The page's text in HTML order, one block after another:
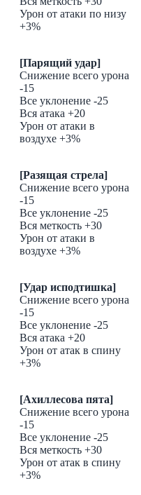
Урон от атаки по низу
+3%
[Парящий удар]
Снижение всего урона
-15
Все уклонение -25
Вся атака +20
Урон от атаки в
воздухе +3%
[Разящая стрела]
Снижение всего урона
-15
Все уклонение -25
Вся меткость +30
Урон от атаки в
воздухе +3%
[Удар исподтишка]
Снижение всего урона
-15
Все уклонение -25
Вся атака +20
Урон от атак в спину
+3%
[Ахиллесова пята]
Снижение всего урона
-15
Все уклонение -25
Вся меткость +30
Урон от атак в спину
+3%